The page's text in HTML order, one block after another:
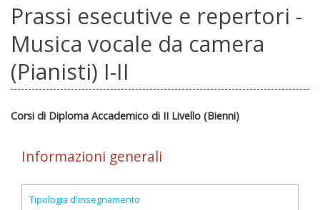
Prassi esecutive e repertori -
Musica vocale da camera
(Pianisti) I-II
Corsi di Diploma Accademico di II Livello (Bienni)
Informazioni generali
Tipologia d'insegnamento